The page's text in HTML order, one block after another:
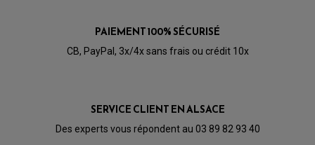
PAIEMENT 100% SÉCURISÉ
CB, PayPal, 3x/4x sans frais ou crédit 10x
SERVICE CLIENT EN ALSACE
Des experts vous répondent au 03 89 82 93 40